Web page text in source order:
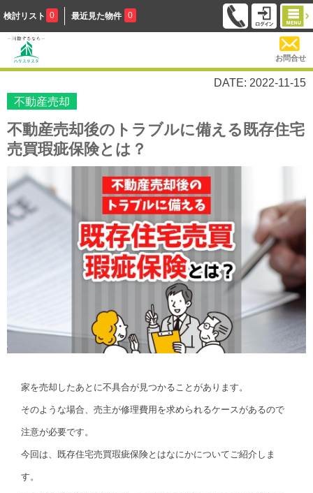
検討リスト 0 最近見た物件 0
お問合せ
DATE: 2022-11-15
不動産売却
不動産売却後のトラブルに備える既存住宅
売買瑕疵保険とは？
家を売却したあとに不具合が見つかることがあります。
そのような場合、売主が修理費用を求められるケースがあるので
注意が必要です。
今回は、既存住宅売買瑕疵保険とはなにかについてご紹介しま
す。